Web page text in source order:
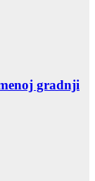
gradnji